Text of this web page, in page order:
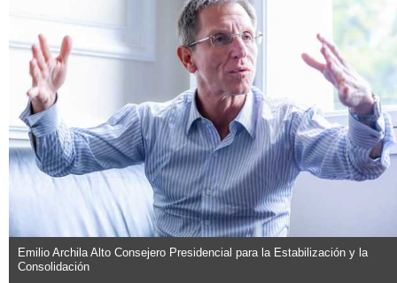
Emilio Archila Alto Consejero Presidencial para la Estabilización y la
Consolidación